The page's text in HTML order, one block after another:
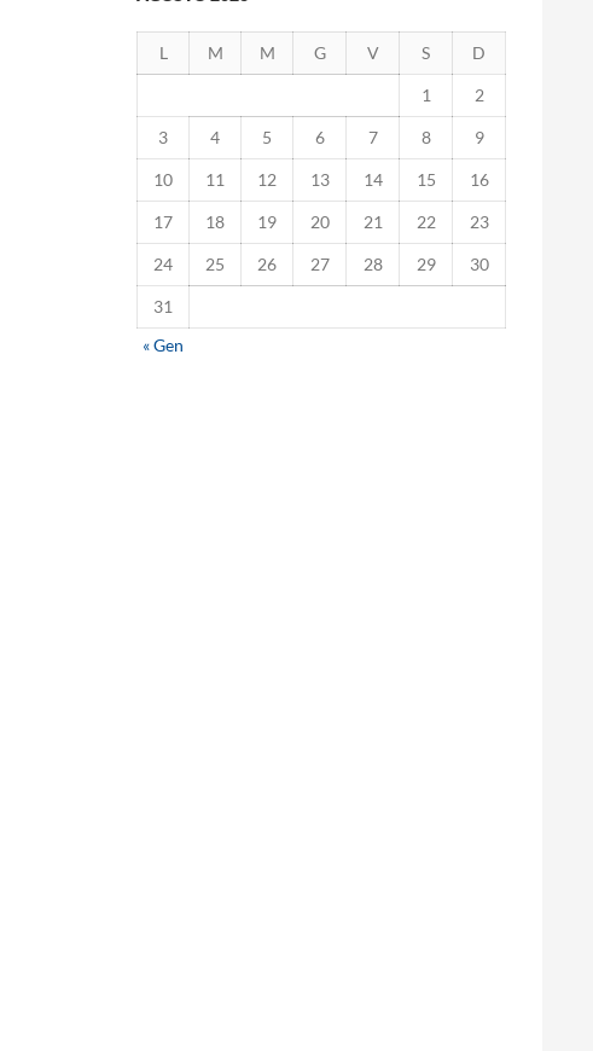
L M M G V S D
1 2
3 4 5 6 7 8 9
10 11 12 13 14 15 16
17 18 19 20 21 22 23
24 25 26 27 28 29 30
31
« Gen